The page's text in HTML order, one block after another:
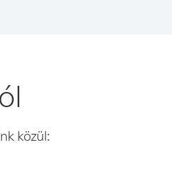
közül: